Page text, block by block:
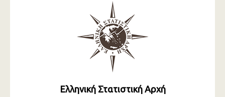
Ελληνική Στατιστική Αρχή